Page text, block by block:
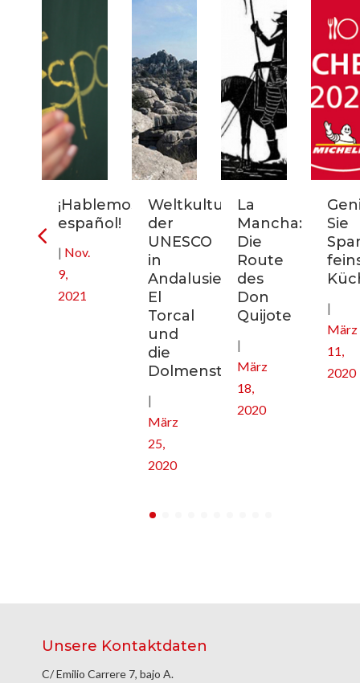
¡Hablemos
español!
| Nov.
9,
2021
Weltkulturerbe
der
UNESCO
in
Andalusien:
El
Torcal
und
die
Dolmenstätten
|
März
25,
2020
La
Mancha:
Die
Route
des
Don
Quijote
|
März
18,
2020
Sie
|
März
11,
2020
Unsere Kontaktdaten
C/ Emilio Carrere 7, bajo A.